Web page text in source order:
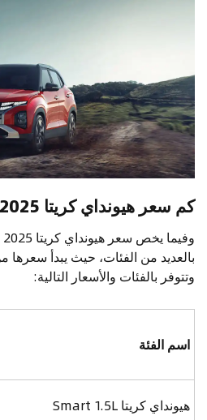
كم سعر هيونداي كريتا 2025 في السعودية؟
وتتوفر بالفئات والأسعار التالية:
اسم الفئة
هيونداي كريتا Smart 1.5L